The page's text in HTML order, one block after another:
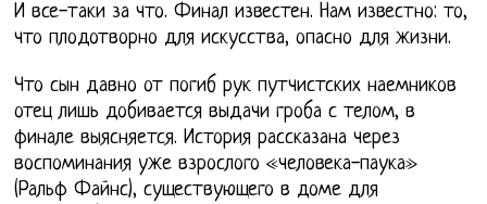
И все-таки за что. Финал известен. Нам известно: то,
что плодотворно для искусства, опасно для жизни.
Что сын давно от погиб рук путчистских наемников
отец лишь добивается выдачи гроба с телом, в
финале выясняется. История рассказана через
воспоминания уже взрослого «человека-паука»
(Ральф Файнс), существующего в доме для